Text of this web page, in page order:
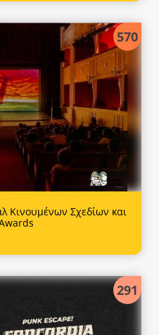
570
Κινουμένων Σχεδίων και
291